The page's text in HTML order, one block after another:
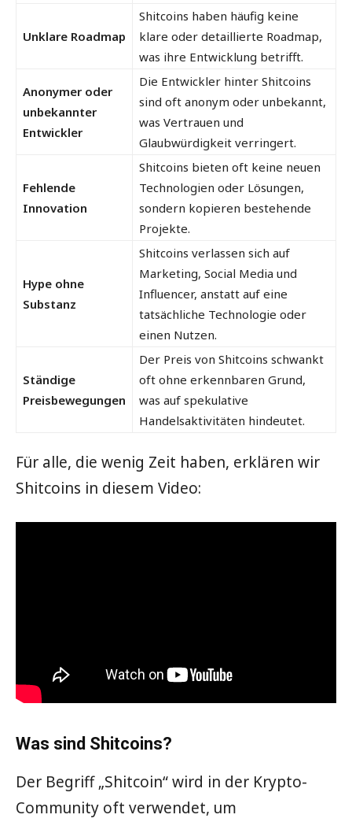
Unklare Roadmap
Shitcoins haben häufig keine
klare oder detaillierte Roadmap,
was ihre Entwicklung betrifft.
Anonymer oder
unbekannter
Entwickler
Die Entwickler hinter Shitcoins
sind oft anonym oder unbekannt,
was Vertrauen und
Glaubwürdigkeit verringert.
Fehlende
Innovation
Shitcoins bieten oft keine neuen
Technologien oder Lösungen,
sondern kopieren bestehende
Projekte.
Hype ohne
Substanz
Shitcoins verlassen sich auf
Marketing, Social Media und
Influencer, anstatt auf eine
tatsächliche Technologie oder
einen Nutzen.
Ständige
Preisbewegungen
Der Preis von Shitcoins schwankt
oft ohne erkennbaren Grund,
was auf spekulative
Handelsaktivitäten hindeutet.
Für alle, die wenig Zeit haben, erklären wir
Shitcoins in diesem Video:
Was sind Shitcoins?
Der Begriff „Shitcoin“ wird in der Krypto-
Community oft verwendet, um